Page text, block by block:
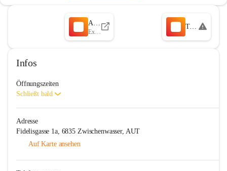
Externe URL
Team der Kleinkindbetreuung
Infos
Öffnungszeiten
Schließt bald
Adresse
Fidelisgasse 1a, 6835 Zwischenwasser, AUT
Auf Karte ansehen